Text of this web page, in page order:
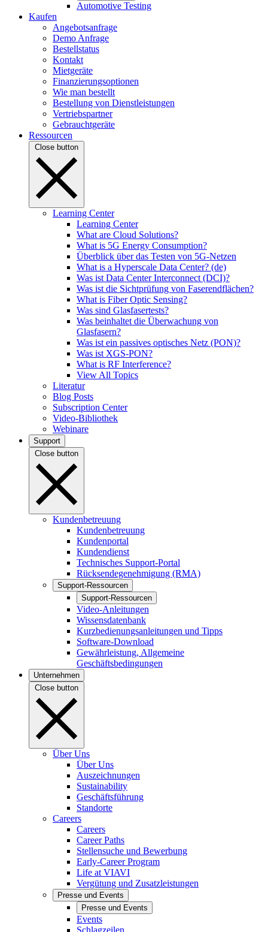
Automotive Testing
Kaufen
Angebotsanfrage
Demo Anfrage
Bestellstatus
Kontakt
Mietgeräte
Finanzierungsoptionen
Wie man bestellt
Bestellung von Dienstleistungen
Vertriebspartner
Gebrauchtgeräte
Ressourcen
Close button
Learning Center
Learning Center
What are Cloud Solutions?
What is 5G Energy Consumption?
Überblick über das Testen von 5G-Netzen
What is a Hyperscale Data Center? (de)
Was ist Data Center Interconnect (DCI)?
Was ist die Sichtprüfung von Faserendflächen?
What is Fiber Optic Sensing?
Was sind Glasfasertests?
Was beinhaltet die Überwachung von
Glasfasern?
Was ist ein passives optisches Netz (PON)?
Was ist XGS-PON?
What is RF Interference?
View All Topics
Literatur
Blog Posts
Subscription Center
Video-Bibliothek
Webinare
Support
Close button
Kundenbetreuung
Kundenbetreuung
Kundenportal
Kundendienst
Technisches Support-Portal
Rücksendegenehmigung (RMA)
Support-Ressourcen
Support-Ressourcen
Video-Anleitungen
Wissensdatenbank
Kurzbedienungsanleitungen und Tipps
Software-Download
Gewährleistung, Allgemeine
Geschäftsbedingungen
Unternehmen
Close button
Über Uns
Über Uns
Auszeichnungen
Sustainability
Geschäftsführung
Standorte
Careers
Careers
Career Paths
Stellensuche und Bewerbung
Early-Career Program
Life at VIAVI
Vergütung und Zusatzleistungen
Presse und Events
Presse und Events
Events